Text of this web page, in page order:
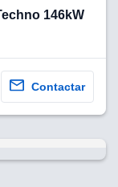
146kW
Contactar